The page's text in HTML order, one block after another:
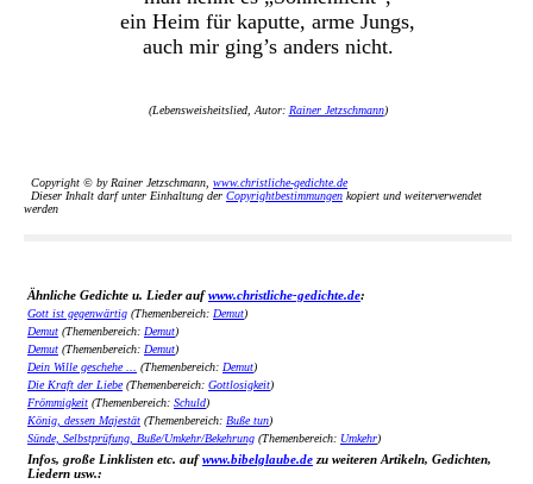
ein Heim für kaputte, arme Jungs,
auch mir ging’s anders nicht.
(Lebensweisheitslied, Autor: Rainer Jetzschmann)
Copyright © by Rainer Jetzschmann, www.christliche-gedichte.de
Dieser Inhalt darf unter Einhaltung der Copyrightbestimmungen kopiert und weiterverwendet
werden
Ähnliche Gedichte u. Lieder aufwww.christliche-gedichte.de:
Gott ist gegenwärtig (Themenbereich: Demut)
Demut (Themenbereich: Demut)
Demut (Themenbereich: Demut)
Dein Wille geschehe ... (Themenbereich: Demut)
Die Kraft der Liebe(Themenbereich: Gottlosigkeit)
Frömmigkeit (Themenbereich: Schuld)
König, dessen Majestät (Themenbereich: Buße tun)
Sünde, Selbstprüfung, Buße/Umkehr/Bekehrung (Themenbereich: Umkehr)
Infos, große Linklisten etc. aufwww.bibelglaube.de zu weiteren Artikeln, Gedichten,
Liedern usw.: